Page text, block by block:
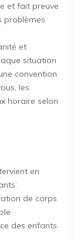
et fait preuve
problèmes
et
situation
convention
les
horaire selon
en
de corps
des enfants